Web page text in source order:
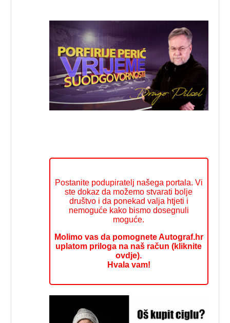
Postanite podupiratelj našega portala. Vi
ste dokaz da možemo stvarati bolje
društvo i da ponekad valja htjeti i
nemoguće kako bismo dosegnuli
moguće.
Molimo vas da pomognete Autograf.hr
uplatom priloga na naš račun (kliknite
ovdje).
Hvala vam!